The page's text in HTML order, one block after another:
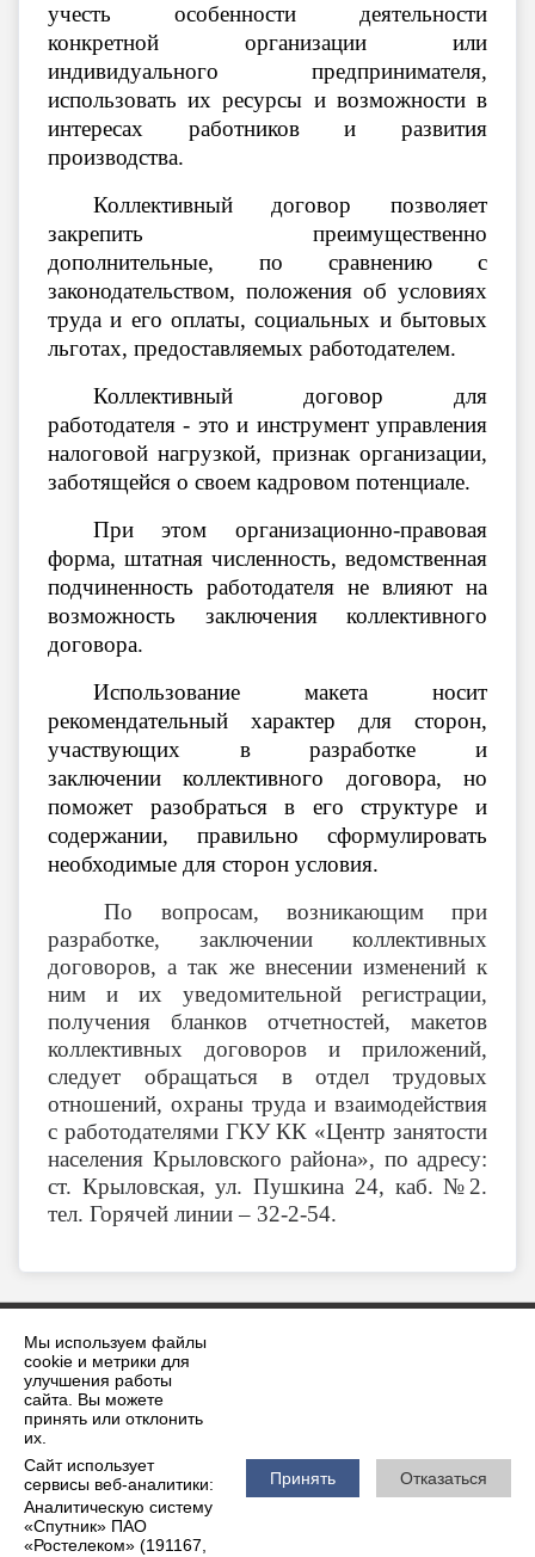
Мы используем файлы
cookie и метрики для
улучшения работы
сайта. Вы можете
принять или отклонить
их.
Сайт использует
сервисы веб-аналитики:
Аналитическую систему
«Спутник» ПАО
«Ростелеком» (191167,
Принять Отказаться
учесть особенности деятельности
конкретной организации или
индивидуального предпринимателя,
использовать их ресурсы и возможности в
интересах работников и развития
производства.
Коллективный договор позволяет
закрепить преимущественно
дополнительные, по сравнению с
законодательством, положения об условиях
труда и его оплаты, социальных и бытовых
льготах, предоставляемых работодателем.
Коллективный договор для
работодателя - это и инструмент управления
налоговой нагрузкой, признак организации,
заботящейся о своем кадровом потенциале.
При этом организационно-правовая
форма, штатная численность, ведомственная
подчиненность работодателя не влияют на
возможность заключения коллективного
договора.
Использование макета носит
рекомендательный характер для сторон,
участвующих в разработке и
заключении коллективного договора, но
поможет разобраться в его структуре и
содержании, правильно сформулировать
необходимые для сторон условия.
По вопросам, возникающим при
разработке, заключении коллективных
договоров, а так же внесении изменений к
ним и их уведомительной регистрации,
получения бланков отчетностей, макетов
коллективных договоров и приложений,
следует обращаться в отдел трудовых
отношений, охраны труда и взаимодействия
с работодателями ГКУ КК «Центр занятости
населения Крыловского района», по адресу:
ст. Крыловская, ул. Пушкина 24, каб. №2.
тел. Горячей линии – 32-2-54.
2026 г. krilovskaya.ru
Вход
Карта сайта
Политика обработки персональных данных
Сделано на KubCMS
Разработка и поддержка